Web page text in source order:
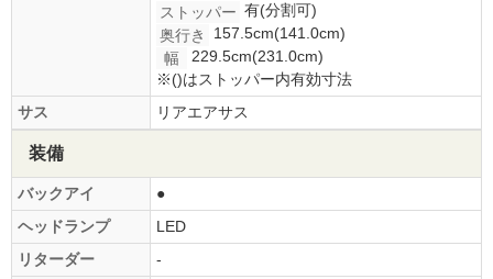
ストッパー 有(分割可)
奥行き
157.5cm(141.0cm)
幅
229.5cm(231.0cm)
※()はストッパー内有効寸法
サス
リアエアサス
装備
バックアイ
●
ヘッドランプ
LED
リターダー
-